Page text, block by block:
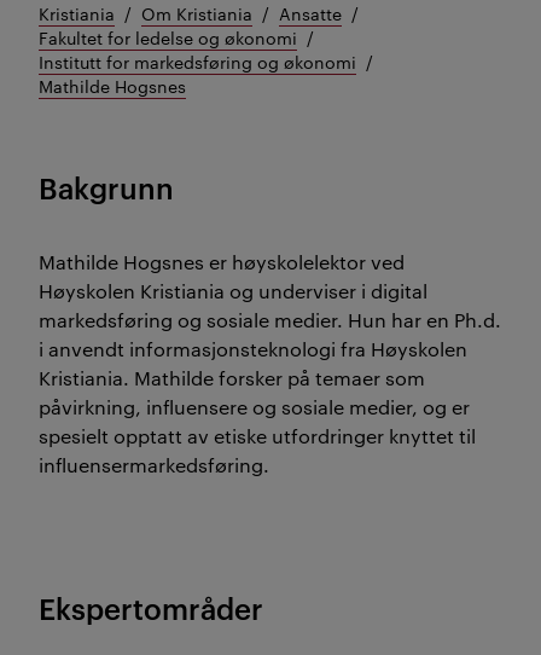
Kristiania Om Kristiania
Ansatte
Fakultet for ledelse og økonomi
Institutt for markedsføring og økonomi
Mathilde Hogsnes
Bakgrunn
Mathilde Hogsnes er høyskolelektor ved
Høyskolen Kristiania og underviser i digital
markedsføring og sosiale medier. Hun har en Ph.d.
i anvendt informasjonsteknologi fra Høyskolen
Kristiania. Mathilde forsker på temaer som
påvirkning, influensere og sosiale medier, og er
spesielt opptatt av etiske utfordringer knyttet til
influensermarkedsføring.
Ekspertområder